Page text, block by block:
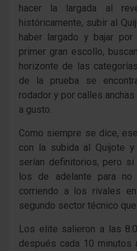
hacer la largada al
históricamente, subir al
haber largado y bajar
primer gran escollo,
horizonte de las
de la prueba se
rodador y por calles
a gusto.
Como siempre se dice,
con la subida al Quijote
serían definitorios, pero
los de adelante para no
corriendo a los rivales
segundo sector técnico
Los elite salieron a las
después cada 10 minutos